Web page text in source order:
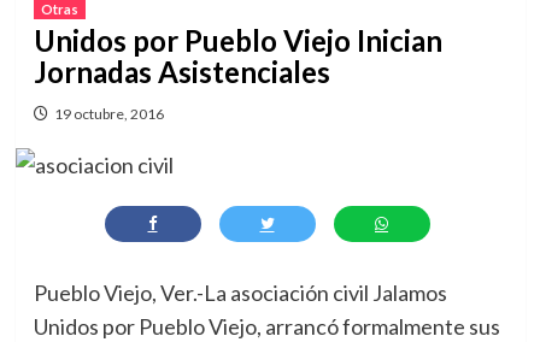
Otras
Unidos por Pueblo Viejo Inician
Jornadas Asistenciales
19 octubre, 2016
Pueblo Viejo, Ver.-La asociación civil Jalamos
Unidos por Pueblo Viejo, arrancó formalmente sus